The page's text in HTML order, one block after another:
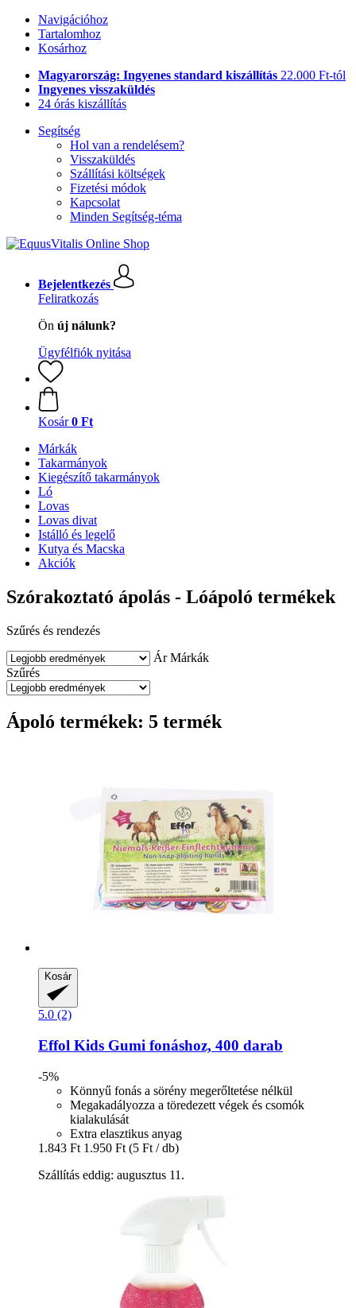
Navigációhoz
Tartalomhoz
Kosárhoz
Magyarország: Ingyenes standard kiszállítás 22.000 Ft-tól
Ingyenes visszaküldés
24 órás kiszállítás
Segítség
Hol van a rendelésem?
Visszaküldés
Szállítási költségek
Fizetési módok
Kapcsolat
Minden Segítség-téma
Bejelentkezés
Feliratkozás
Ön új nálunk?
Ügyfélfiók nyitása
Kosár 0 Ft
Márkák
Takarmányok
Kiegészítő takarmányok
Ló
Lovas
Lovas divat
Istálló és legelő
Kutya és Macska
Akciók
Szórakoztató ápolás - Lóápoló termékek
Szűrés és rendezés
Ár Márkák
Szűrés
Ápoló termékek: 5 termék
Kosár
5.0 (2)
Effol Kids Gumi fonáshoz, 400 darab
-5%
Könnyű fonás a sörény megerőltetése nélkül
Megakadályozza a töredezett végek és csomók
kialakulását
Extra elasztikus anyag
1.843 Ft 1.950 Ft (5 Ft / db)
Szállítás eddig: augusztus 11.